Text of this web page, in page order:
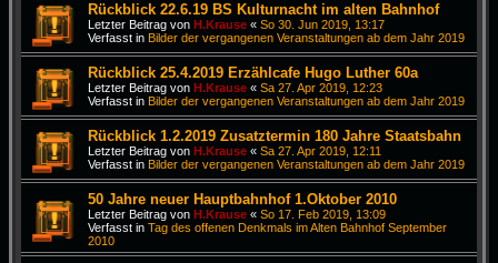
Rückblick 22.6.19 BS Kulturnacht im alten Bahnhof
Letzter Beitrag von H.Krause « So 30. Jun 2019, 13:17
Verfasst in Bilder der vergangenen Veranstaltungen ab dem Jahr 2019
Rückblick 25.4.2019 Erzählcafe Hugo Luther 60a
Letzter Beitrag von H.Krause « Sa 27. Apr 2019, 12:23
Verfasst in Bilder der vergangenen Veranstaltungen ab dem Jahr 2019
Rückblick 1.2.2019 Zusatztermin 180 Jahre Staatsbahn
Letzter Beitrag von H.Krause « Sa 27. Apr 2019, 12:11
Verfasst in Bilder der vergangenen Veranstaltungen ab dem Jahr 2019
50 Jahre neuer Hauptbahnhof 1.Oktober 2010
Letzter Beitrag von H.Krause « So 17. Feb 2019, 13:09
Verfasst in Tag des offenen Denkmals im Alten Bahnhof September
2010